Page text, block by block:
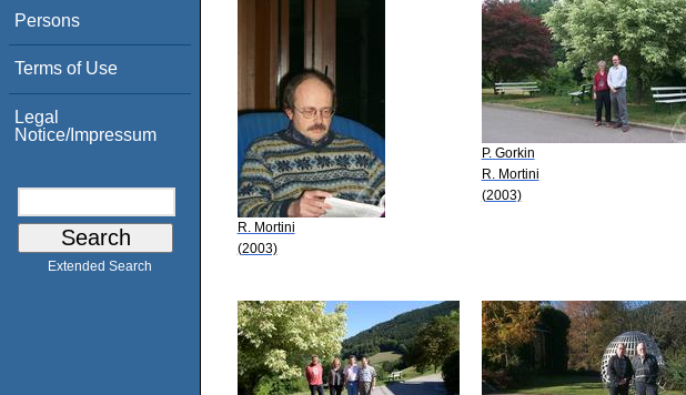
Persons
Terms of Use
Legal
Notice/Impressum
Extended Search
R. Mortini
(2003)
P. Gorkin
R. Mortini
(2003)